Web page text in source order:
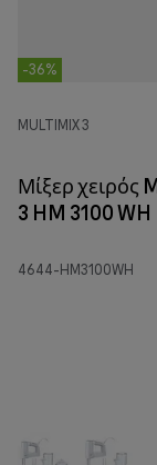
-36%
MULTIMIX 3
Μίξερ χειρός
3 HM 3100 WH
4644-HM3100WH